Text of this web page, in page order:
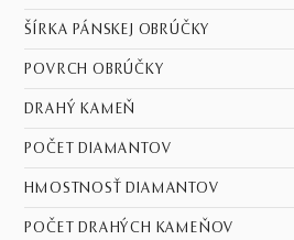
ŠÍRKA PÁNSKEJ OBRÚČKY
POVRCH OBRÚČKY
DRAHÝ KAMEŇ
POČET DIAMANTOV
HMOSTNOSŤ DIAMANTOV
POČET DRAHÝCH KAMEŇOV